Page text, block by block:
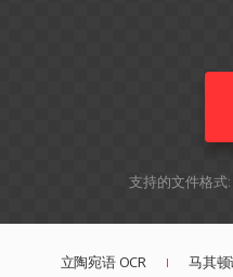
支持的文件格式:
立陶宛语 OCR 马其顿